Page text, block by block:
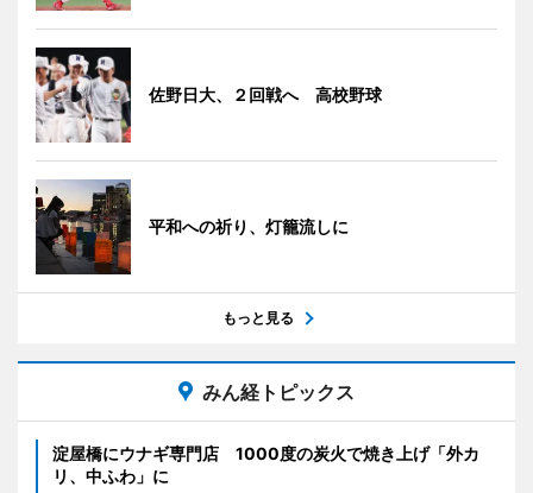
佐野日大、２回戦へ 高校野球
平和への祈り、灯籠流しに
もっと見る
みん経トピックス
淀屋橋にウナギ専門店 1000度の炭火で焼き上げ「外カ
リ、中ふわ」に